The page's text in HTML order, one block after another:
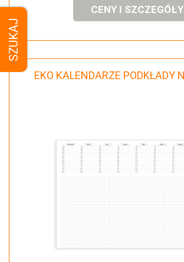
SZUKAJ
CENY I SZCZEGÓŁY
EKO KALENDARZE PODKŁADY